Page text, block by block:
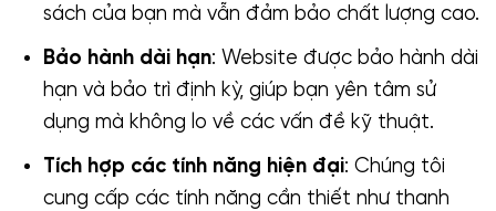
sách của bạn mà vẫn đảm bảo chất lượng cao.
Bảo hành dài hạn: Website được bảo hành dài
hạn và bảo trì định kỳ, giúp bạn yên tâm sử
dụng mà không lo về các vấn đề kỹ thuật.
Tích hợp các tính năng hiện đại: Chúng tôi
cung cấp các tính năng cần thiết như thanh